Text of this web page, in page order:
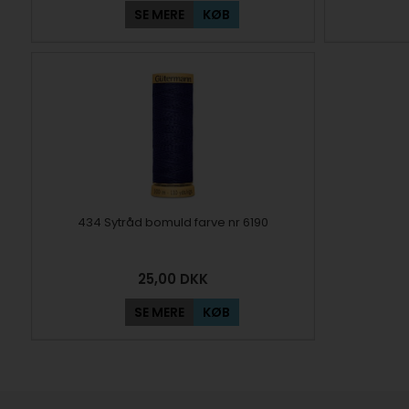
SE MERE KØB
434 Sytråd bomuld farve nr 6190
25,00 DKK
SE MERE KØB